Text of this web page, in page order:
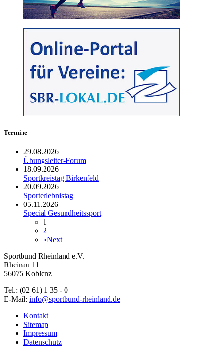
Termine
29.08.2026
Übungsleiter-Forum
18.09.2026
Sportkreistag Birkenfeld
20.09.2026
Sporterlebnistag
05.11.2026
Special Gesundheitssport
1
2
»Next
Sportbund Rheinland e.V.
Rheinau 11
56075 Koblenz
Tel.: (02 61) 1 35 - 0
E-Mail: info@sportbund-rheinland.de
Kontakt
Sitemap
Impressum
Datenschutz